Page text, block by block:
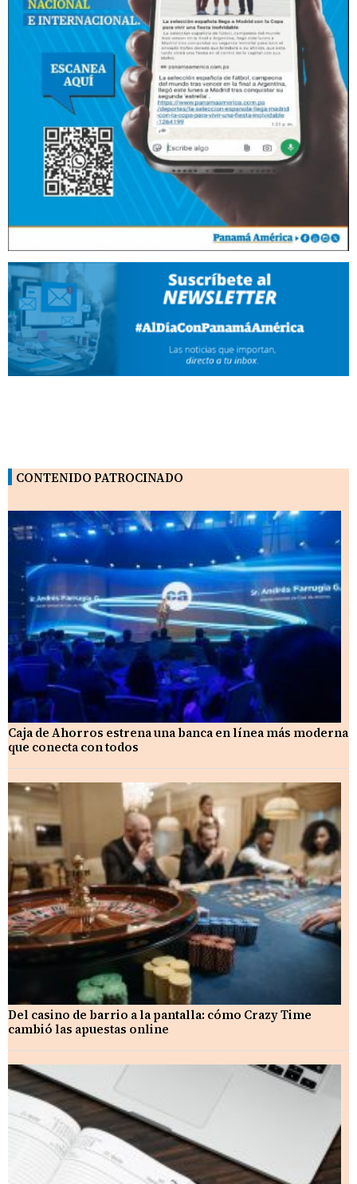
CONTENIDO PATROCINADO
Caja de Ahorros estrena una banca en línea más moderna
que conecta con todos
Del casino de barrio a la pantalla: cómo Crazy Time
cambió las apuestas online